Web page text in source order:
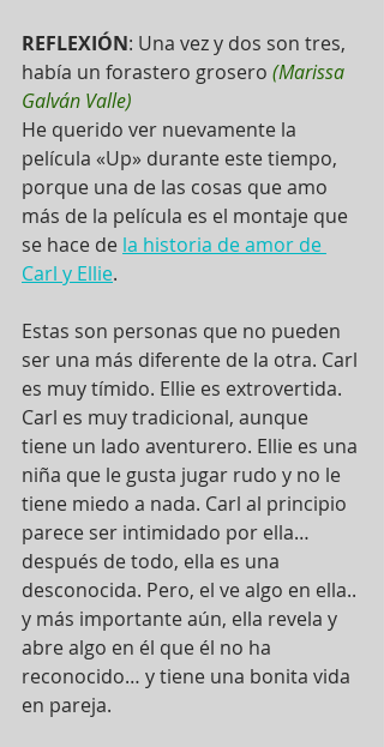
REFLEXIÓN: Una vez y dos son tres,
había un forastero grosero (Marissa
Galván Valle)
He querido ver nuevamente la
película «Up» durante este tiempo,
porque una de las cosas que amo
más de la película es el montaje que
se hace de la historia de amor de
Carl y Ellie.
Estas son personas que no pueden
ser una más diferente de la otra. Carl
es muy tímido. Ellie es extrovertida.
Carl es muy tradicional, aunque
tiene un lado aventurero. Ellie es una
niña que le gusta jugar rudo y no le
tiene miedo a nada. Carl al principio
parece ser intimidado por ella…
después de todo, ella es una
desconocida. Pero, el ve algo en ella..
y más importante aún, ella revela y
abre algo en él que él no ha
reconocido… y tiene una bonita vida
en pareja.